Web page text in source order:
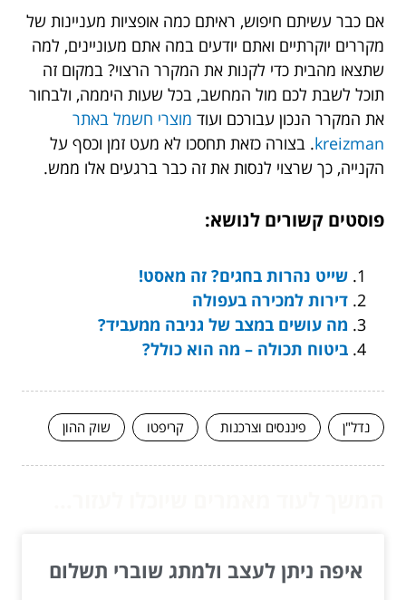
אם כבר עשיתם חיפוש, ראיתם כמה אופציות מעניינות של
מקררים יוקרתיים ואתם יודעים במה אתם מעוניינים, למה
שתצאו מהבית כדי לקנות את המקרר הרצוי? במקום זה
תוכל לשבת לכם מול המחשב, בכל שעות היממה, ולבחור
את המקרר הנכון עבורכם ועוד מוצרי חשמל באתר
kreizman. בצורה כזאת תחסכו לא מעט זמן וכסף על
הקנייה, כך שרצוי לנסות את זה כבר ברגעים אלו ממש.
פוסטים קשורים לנושא:
שייט נהרות בחגים? זה מאסט!
דירות למכירה בעפולה
מה עושים במצב של גניבה ממעביד?
ביטוח תכולה – מה הוא כולל?
נדל"ן פיננסים וצרכנות קריפטו שוק ההון
איפה ניתן לעצב ולמתג שוברי תשלום